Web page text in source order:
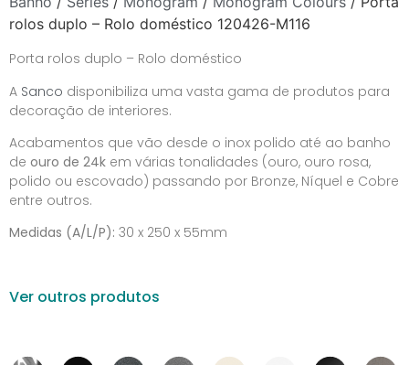
rolos duplo – Rolo doméstico 120426-M116
Porta rolos duplo – Rolo doméstico
A Sanco disponibiliza uma vasta gama de produtos para
decoração de interiores.
Acabamentos que vão desde o inox polido até ao banho
de ouro de 24k em várias tonalidades (ouro, ouro rosa,
polido ou escovado) passando por Bronze, Níquel e Cobre
entre outros.
Medidas (A/L/P): 30 x 250 x 55mm
Ver outros produtos